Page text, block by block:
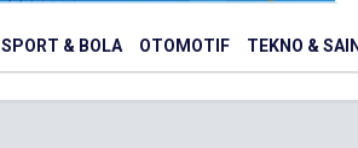
SPORT & BOLA OTOMOTIF TEKNO &
Nusantaratv.com - 01 Januari 1970